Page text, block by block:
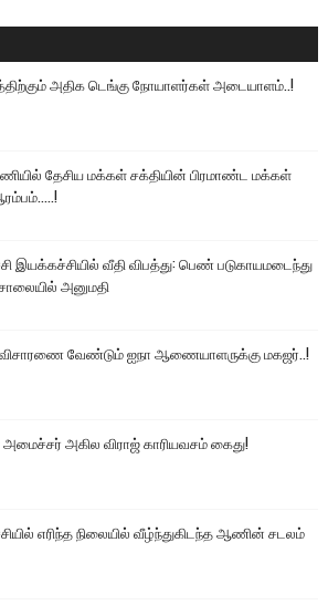
அதிக டெங்கு நோயாளர்கள் அடையாளம்..!
தேசிய மக்கள் சக்தியின் பிரமாண்ட மக்கள்
இயக்கச்சியில் வீதி விபத்து: பெண் படுகாயமடைந்து
அனுமதி
வேண்டும் ஐநா ஆணையாளருக்கு மகஜர்..!
அகில விராஜ் காரியவசம் கைது!
எரிந்த நிலையில் வீழ்ந்துகிடந்த ஆணின் சடலம்